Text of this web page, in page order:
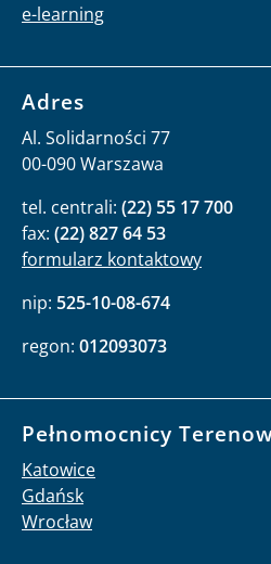
e-learning
Adres
Al. Solidarności 77
00-090 Warszawa
tel. centrali: (22) 55 17 700
fax: (22) 827 64 53
formularz kontaktowy
nip: 525-10-08-674
regon: 012093073
Pełnomocnicy
Katowice
Gdańsk
Wrocław